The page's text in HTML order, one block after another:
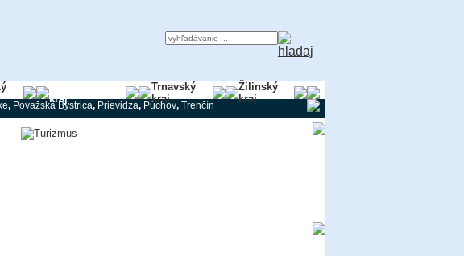
kraj
Trnavský
kraj
Žilinský
kraj
, Považská Bystrica, Prievidza, Púchov, Trenčín